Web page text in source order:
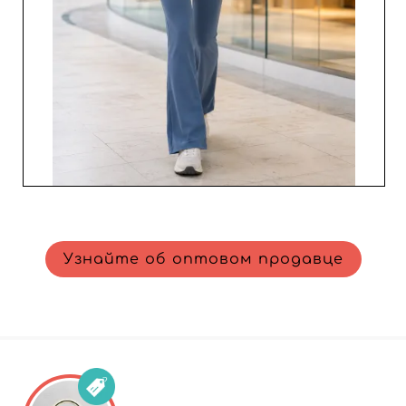
STORE - B2B — стратегический выбор. Интегрируя их
продукцию в свой ассортимент, вы получаете доступ к
предложениям премиум-класса, повышая
удовлетворенность клиентов и укрепляя
долгосрочную лояльность. Не упустите возможность
сотрудничать с этим надежным оптовиком ради
успешных и прибыльных продаж.
Узнайте об оптовом продавце